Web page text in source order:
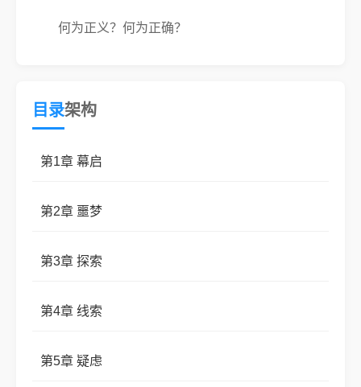
何为正义？何为正确？
目录架构
第1章 幕启
第2章 噩梦
第3章 探索
第4章 线索
第5章 疑虑